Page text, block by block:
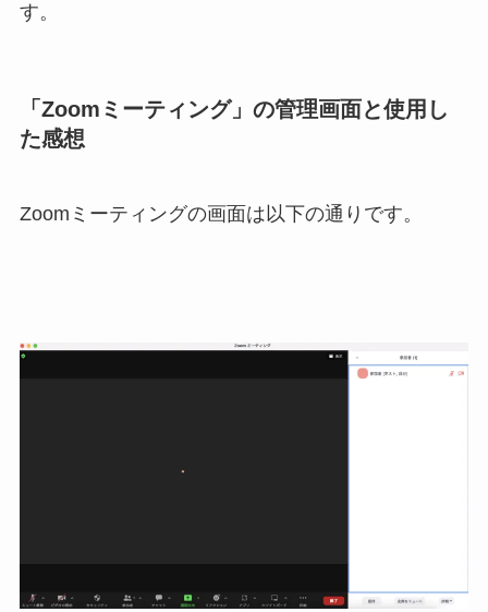
す。
「Zoomミーティング」の管理画面と使用し
た感想
Zoomミーティングの画面は以下の通りです。